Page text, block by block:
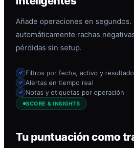
Añade operaciones en
automáticamente rachas
pérdidas sin setup.
Filtros por fecha, activo y resultado
Alertas en tiempo real
Notas y etiquetas por operación
SCORE & INSIGHTS
Tu puntuación como